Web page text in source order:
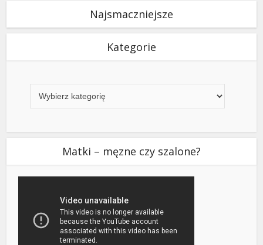
Najsmaczniejsze
Kategorie
Matki – męzne czy szalone?